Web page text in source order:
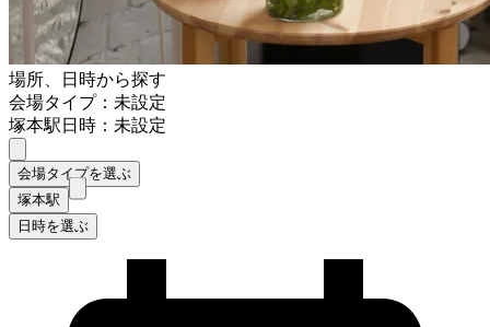
場所、日時から探す
会場タイプ：未設定
塚本駅日時：未設定
会場タイプを選ぶ
塚本駅
日時を選ぶ